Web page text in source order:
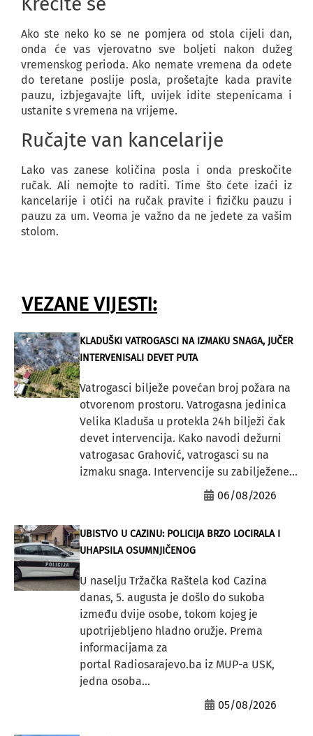
Ako ste neko ko se ne pomjera od stola cijeli dan,
onda će vas vjerovatno sve boljeti nakon dužeg
vremenskog perioda. Ako nemate vremena da odete
do teretane poslije posla, prošetajte kada pravite
pauzu, izbjegavajte lift, uvijek idite stepenicama i
ustanite s vremena na vrijeme.
Ručajte van kancelarije
Lako vas zanese količina posla i onda preskočite
ručak. Ali nemojte to raditi. Time što ćete izaći iz
kancelarije i otići na ručak pravite i fizičku pauzu i
pauzu za um. Veoma je važno da ne jedete za vašim
stolom.
VEZANE VIJESTI:
KLADUŠKI VATROGASCI NA IZMAKU SNAGA, JUČER
INTERVENISALI DEVET PUTA
Vatrogasci bilježe povećan broj požara na
otvorenom prostoru. Vatrogasna jedinica
Velika Kladuša u protekla 24h bilježi čak
devet intervencija. Kako navodi dežurni
vatrogasac Grahović, vatrogasci su na
izmaku snaga. Intervencije su zabilježene...
06/08/2026
UBISTVO U CAZINU: POLICIJA BRZO LOCIRALA I
UHAPSILA OSUMNJIČENOG
U naselju Tržačka Raštela kod Cazina
danas, 5. augusta je došlo do sukoba
između dvije osobe, tokom kojeg je
upotrijebljeno hladno oružje. Prema
informacijama za
portal Radiosarajevo.ba iz MUP-a USK,
jedna osoba...
05/08/2026